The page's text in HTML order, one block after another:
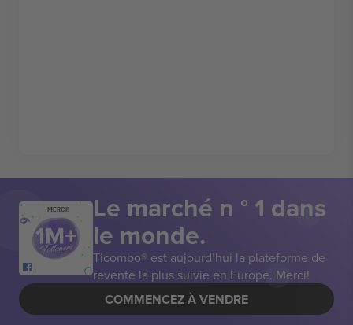
MERCI! Le marché n ° 1 dans
le monde.
Ticombo® est aujourd’hui la plateforme de
revente la plus suivie en Europe. Merci!
COMMENCEZ À VENDRE